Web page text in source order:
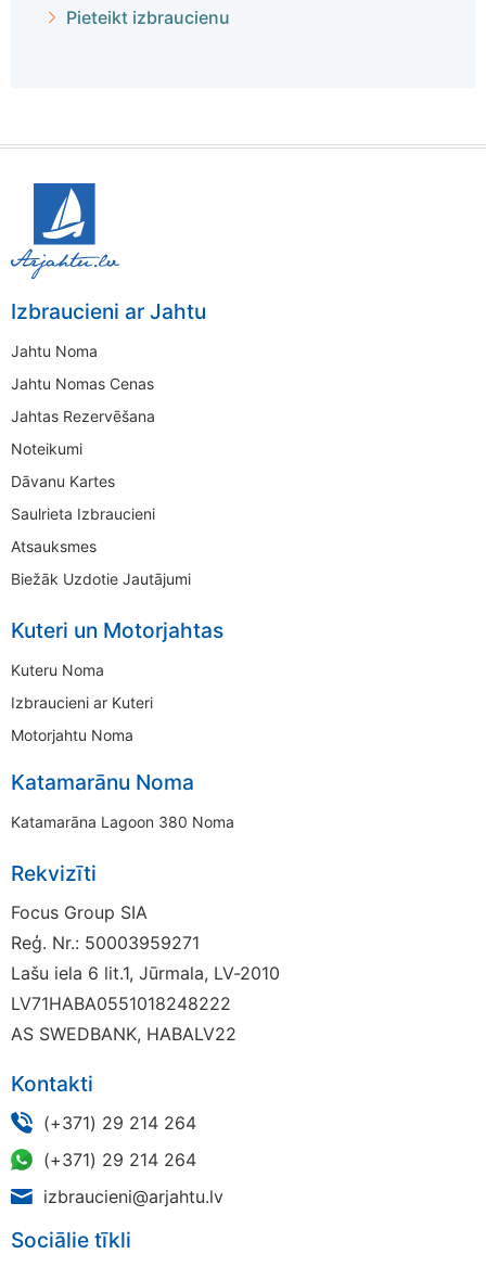
Pieteikt izbraucienu
Izbraucieni ar Jahtu
Jahtu Noma
Jahtu Nomas Cenas
Jahtas Rezervēšana
Noteikumi
Dāvanu Kartes
Saulrieta Izbraucieni
Atsauksmes
Biežāk Uzdotie Jautājumi
Kuteri un Motorjahtas
Kuteru Noma
Izbraucieni ar Kuteri
Motorjahtu Noma
Katamarānu Noma
Katamarāna Lagoon 380 Noma
Rekvizīti
Focus Group SIA
Reģ. Nr.: 50003959271
Lašu iela 6 lit.1, Jūrmala, LV-2010
LV71HABA0551018248222
AS SWEDBANK, HABALV22
Kontakti
(+371) 29 214 264
(+371) 29 214 264
izbraucieni@arjahtu.lv
Sociālie tīkli